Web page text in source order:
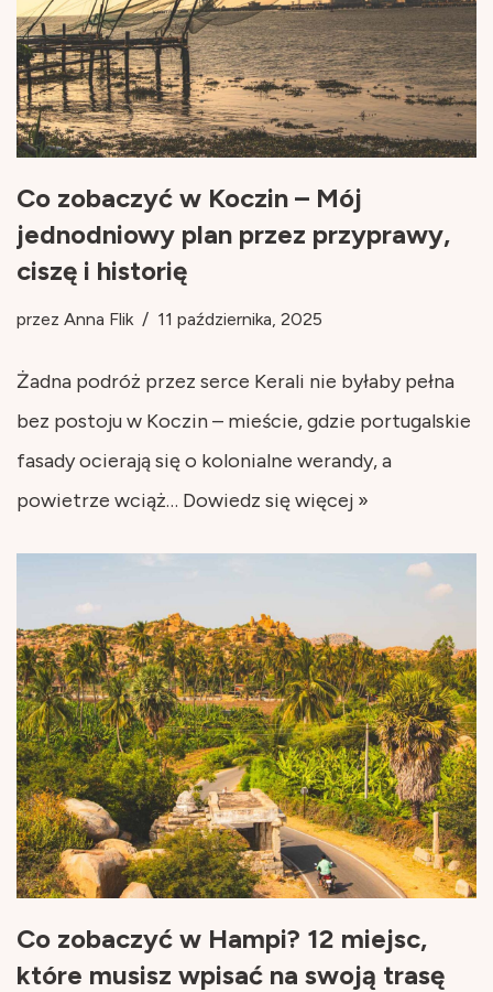
Co zobaczyć w Koczin – Mój
jednodniowy plan przez przyprawy,
ciszę i historię
przez Anna Flik 11 października, 2025
Żadna podróż przez serce Kerali nie byłaby pełna
bez postoju w Koczin – mieście, gdzie portugalskie
fasady ocierają się o kolonialne werandy, a
powietrze wciąż… Dowiedz się więcej »
Co zobaczyć w Hampi? 12 miejsc,
które musisz wpisać na swoją trasę